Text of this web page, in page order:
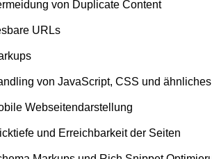
von Duplicate Content
URLs
von JavaScript, CSS und ähnliches
Webseitendarstellung
und Erreichbarkeit der Seiten